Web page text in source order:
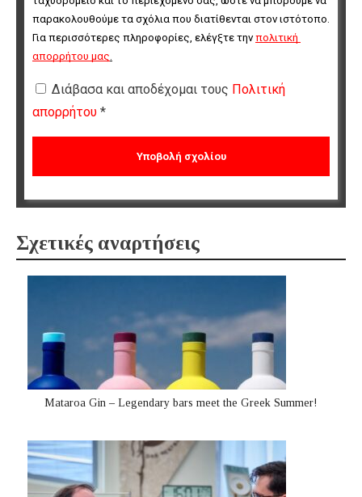
παρακολουθούμε τα σχόλια που διατίθενται στον ιστότοπο.
Για περισσότερες πληροφορίες, ελέγξτε την πολιτική
απορρήτου μας
Διάβασα και αποδέχομαι τους Πολιτική
απορρήτου *
Σχετικές αναρτήσεις
Mataroa Gin – Legendary bars meet the Greek Summer!